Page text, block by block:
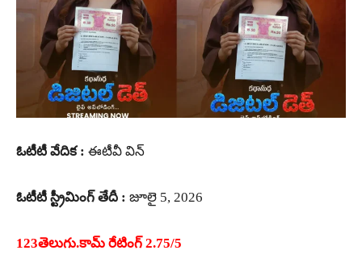
ఓటీటీ వేదిక : ఈటీవీ విన్
ఓటీటీ స్ట్రీమింగ్ తేదీ : జూలై 5, 2026
123తెలుగు.కామ్ రేటింగ్ 2.75/5